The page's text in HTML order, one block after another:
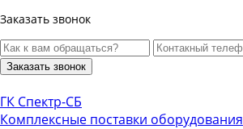
Заказать звонок
Заказать звонок
ГК Спектр-СБ
Комплексные поставки оборудования